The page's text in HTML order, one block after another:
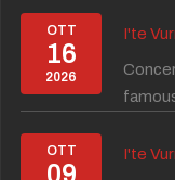
OTT
16
2026
I'te
OTT
09
I'te